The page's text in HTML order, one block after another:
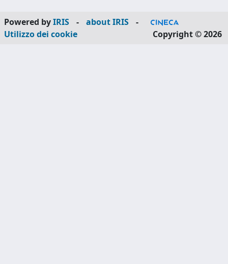
Powered byIRIS - about IRIS
-
Utilizzo dei cookie
Copyright © 2026